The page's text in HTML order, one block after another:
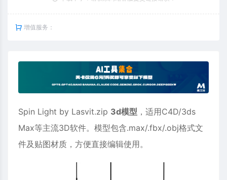
增值服务：
Spin Light by Lasvit.zip 3d模型 ，适用C4D/3ds
Max等主流3D软件。模型包含.max/.fbx/.obj格式文
件及贴图材质，方便直接编辑使用。